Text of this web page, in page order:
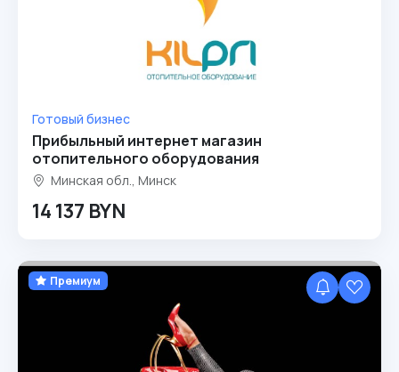
Готовый бизнес
Прибыльный интернет магазин
отопительного оборудования
Минская обл., Минск
14 137 BYN
Премиум